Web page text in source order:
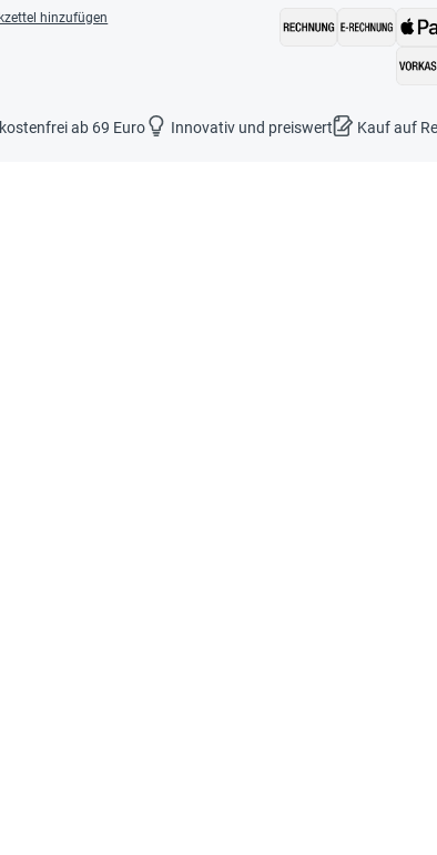
hinzufügen
ab 69 Euro Innovativ und preiswert Kauf auf